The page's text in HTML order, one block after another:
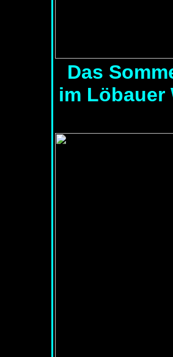
Das
im Löbauer